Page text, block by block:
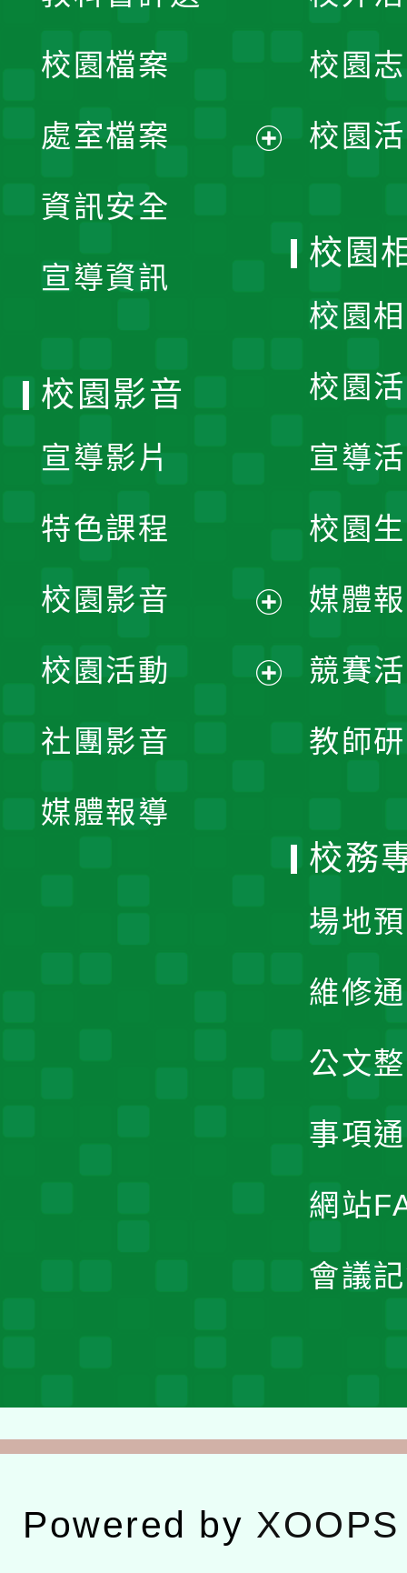
單
校園檔案
處室檔案
資訊安全
宣導資訊
校園
校園
校園
校園
校園
宣導
校園
媒體
競賽
教師
校園影音
宣導影片
特色課程
校園影音
開
校園活動
社團影音
媒體報導
校務
場地
維修
公文
事項
網站
會議
Powered by XOOPS